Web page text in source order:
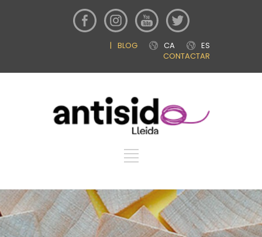
ES
CA
BLOG
|
CONTACTAR